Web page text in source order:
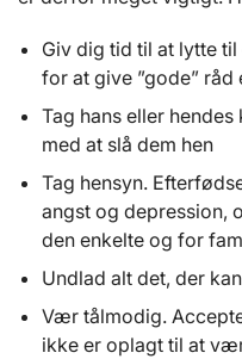
Giv dig tid til at lytte
for at give ”gode”
Tag hans eller
med at slå dem hen
Tag hensyn.
angst og depression,
den enkelte og for
Undlad alt det, der
Vær tålmodig.
ikke er oplagt til at